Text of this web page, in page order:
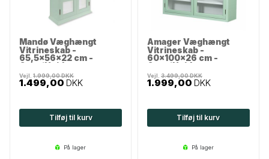
Mandø Væghængt
Vitrineskab -
65,5x56x22 cm -
Grøn/Hvid
1.499,00 DKK
Vejl.1.999,00DKK
Tilføj til kurv
på lager
Amager Væghængt
Vitrineskab -
60x100x26 cm -
Grøn/Hvid
1.999,00 DKK
Vejl. 3.499,00DKK
Tilføj til kurv
på lager